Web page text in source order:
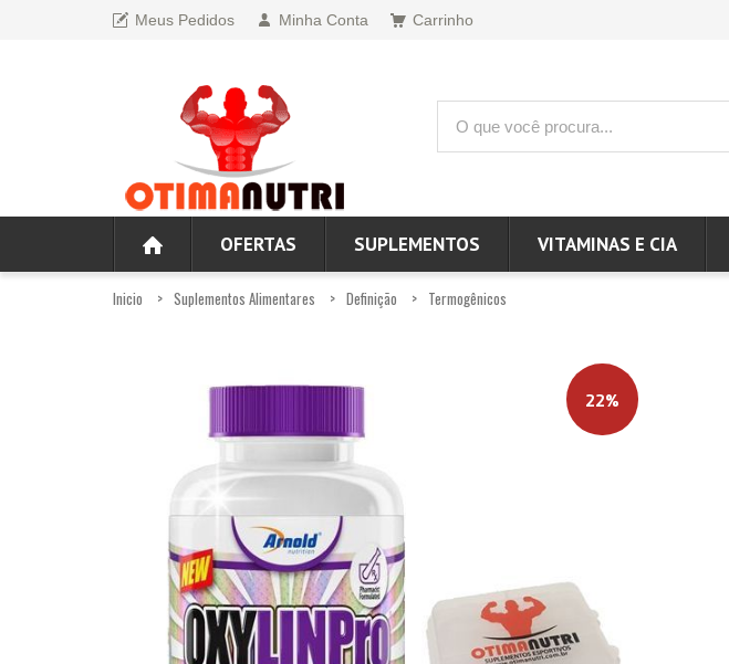
Meus Pedidos Minha Conta Carrinho
OFERTAS SUPLEMENTOS VITAMINAS E CIA
Inicio Suplementos Alimentares Definição Termogênicos
22%